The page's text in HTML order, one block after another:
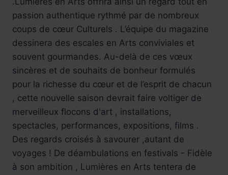
passion authentique rythmé par de nombreux
coups de cœur Culturels . L’équipe du magazine
dessinera des escales en Arts conviviales et
souvent gourmandes. Au-delà de ces vœux
sincères et de souhaits de bonheur formulés
pour la richesse du cœur et de l’esprit de chacun
, cette nouvelle saison devrait faire voltiger de
merveilleux flocons d'art , installations,
spectacles, performances, expositions, films .
Des regards croisés à savourer ,autant de
voyages ! De déambulations en festivals - Fidèle
à son ambition , Lumières en Arts tentera de